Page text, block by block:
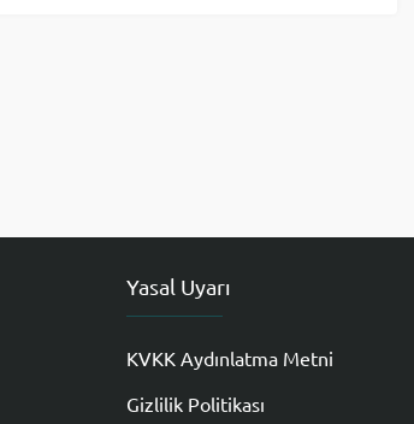
Yasal Uyarı
KVKK Aydınlatma Metni
Gizlilik Politikası